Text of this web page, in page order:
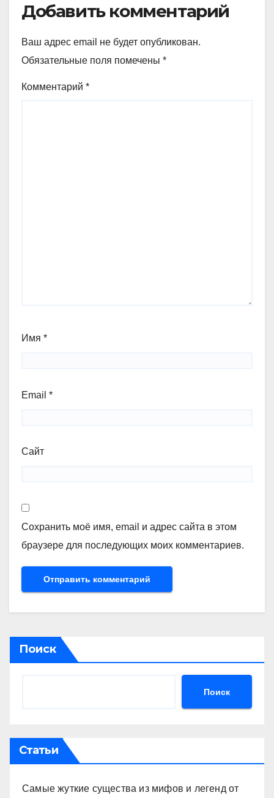
Добавить комментарий
Ваш адрес email не будет опубликован.
Обязательные поля помечены *
Комментарий *
Имя *
Email *
Сайт
Сохранить моё имя, email и адрес сайта в этом
браузере для последующих моих комментариев.
Поиск
Поиск
Статьи
Самые жуткие существа из мифов и легенд от